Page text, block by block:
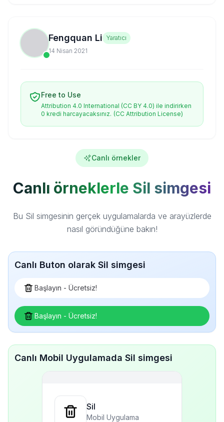
Fengquan Li Yaratıcı
14 Nisan 2021
Free to Use
Attribution 4.0 International (CC BY 4.0) ile indirirken
0 kredi harcayacaksınız. (CC Attribution License)
Canlı örnekler
Canlı örneklerle Sil simgesi
Bu Sil simgesinin gerçek uygulamalarda ve arayüzlerde
nasıl göründüğüne bakın!
Canlı Buton olarak Sil simgesi
Başlayın - Ücretsiz!
Başlayın - Ücretsiz!
Canlı Mobil Uygulamada Sil simgesi
Sil
Mobil Uygulama